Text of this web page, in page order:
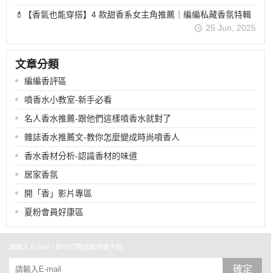
💄【香氣也能穿搭】4 款甜香系女主角推薦｜編編私藏香氛特輯
25 Jun, 2025
文章分類
編編香評區
噴香水小教室-新手必看
名人香水推薦-跟他們這樣噴香水就對了
雜誌香水推薦文-教你怎麼變成時尚噴香人
香水香材分析-認識香材的味道
居家香氛
開「香」影片專區
夏粉會員好康區
請輸入 E-mail，即可訂閱或取消電子報
確定